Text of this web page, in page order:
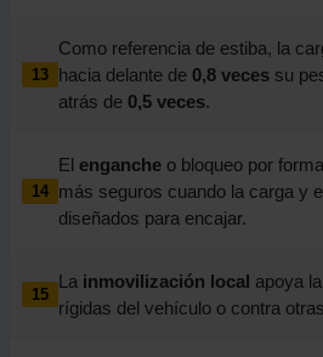
13
Como referencia de estiba, la
hacia delante de 0,8 vecessu
atrás de 0,5 veces.
14
El engancheo bloqueo por
más seguros cuando la carga y
diseñados para encajar.
15
La inmovilización local apoya
rígidas del vehículo o contra